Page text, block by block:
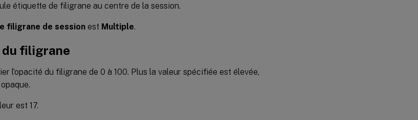
étiquette de filigrane au centre de la session.
filigrane de session est Multiple.
du filigrane
l’opacité du filigrane de 0 à 100. Plus la valeur spécifiée est élevée,
est 17.